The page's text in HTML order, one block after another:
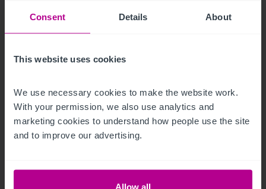
Consent Details About
This website uses cookies
We use necessary cookies to make the website work.
With your permission, we also use analytics and
marketing cookies to understand how people use the site
and to improve our advertising.
Allow all
6/30/2026
El Grand Hotel Europa de Innsbruck
(Austria) será reactivado bajo la marca NH